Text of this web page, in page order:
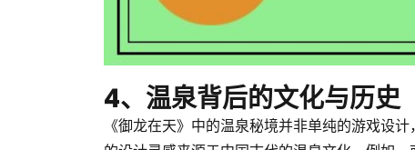
4、温泉背后的文化与历史
《御龙在天》中的温泉秘境并非单纯的游戏设